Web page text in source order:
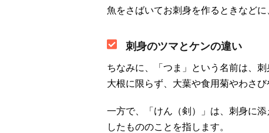
魚をさばいてお刺身を作るときなどに
刺身のツマとケンの違い
ちなみに、「つま」という名前は、刺
大根に限らず、大葉や食用菊やわさび
一方で、「けん（剣）」は、刺身に
したもののことを指します。